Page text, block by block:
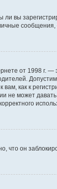
вы
сообщения,
от 1998
как к
не может
что он